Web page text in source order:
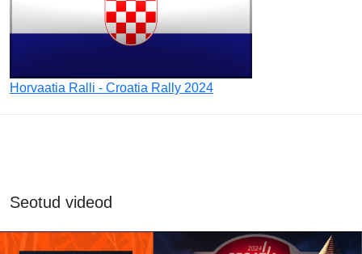
Horvaatia Ralli - Croatia Rally 2024
Seotud videod